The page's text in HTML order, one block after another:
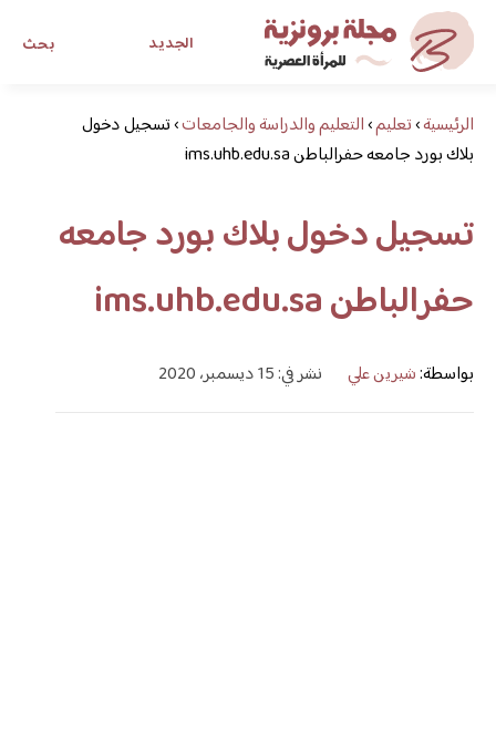
بحث الجديد
مجلة برونزية للفتاة العصريةالرئيسية›تعليم›التعليم والدراسة والجامعات›تسجيل دخول
بلاك بورد جامعه حفرالباطن ims.uhb.edu.sa
تسجيل دخول بلاك بورد جامعه
حفرالباطن ims.uhb.edu.sa
بواسطة:شيرين علي نشر في: 15 ديسمبر، 2020